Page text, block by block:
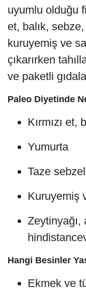
uyumlu olduğu
et, balık,
kuruyemiş ve
çıkarırken
ve paketli
Paleo Diyetinde
Kırmızı
Yumurta
Taze
Kuruyemiş
Zeytinyağı,
Hangi Besinler
Ekmek ve